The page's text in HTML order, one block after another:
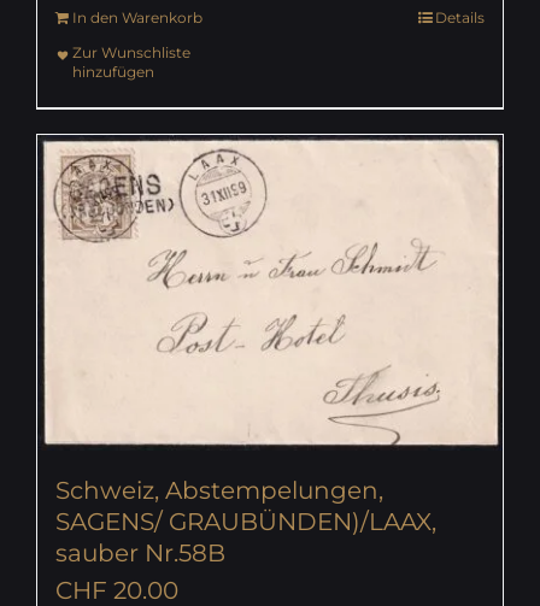
In den Warenkorb
Details
Zur Wunschliste
hinzufügen
Schweiz, Abstempelungen,
SAGENS/ GRAUBÜNDEN)/LAAX,
sauber Nr.58B
CHF 20.00